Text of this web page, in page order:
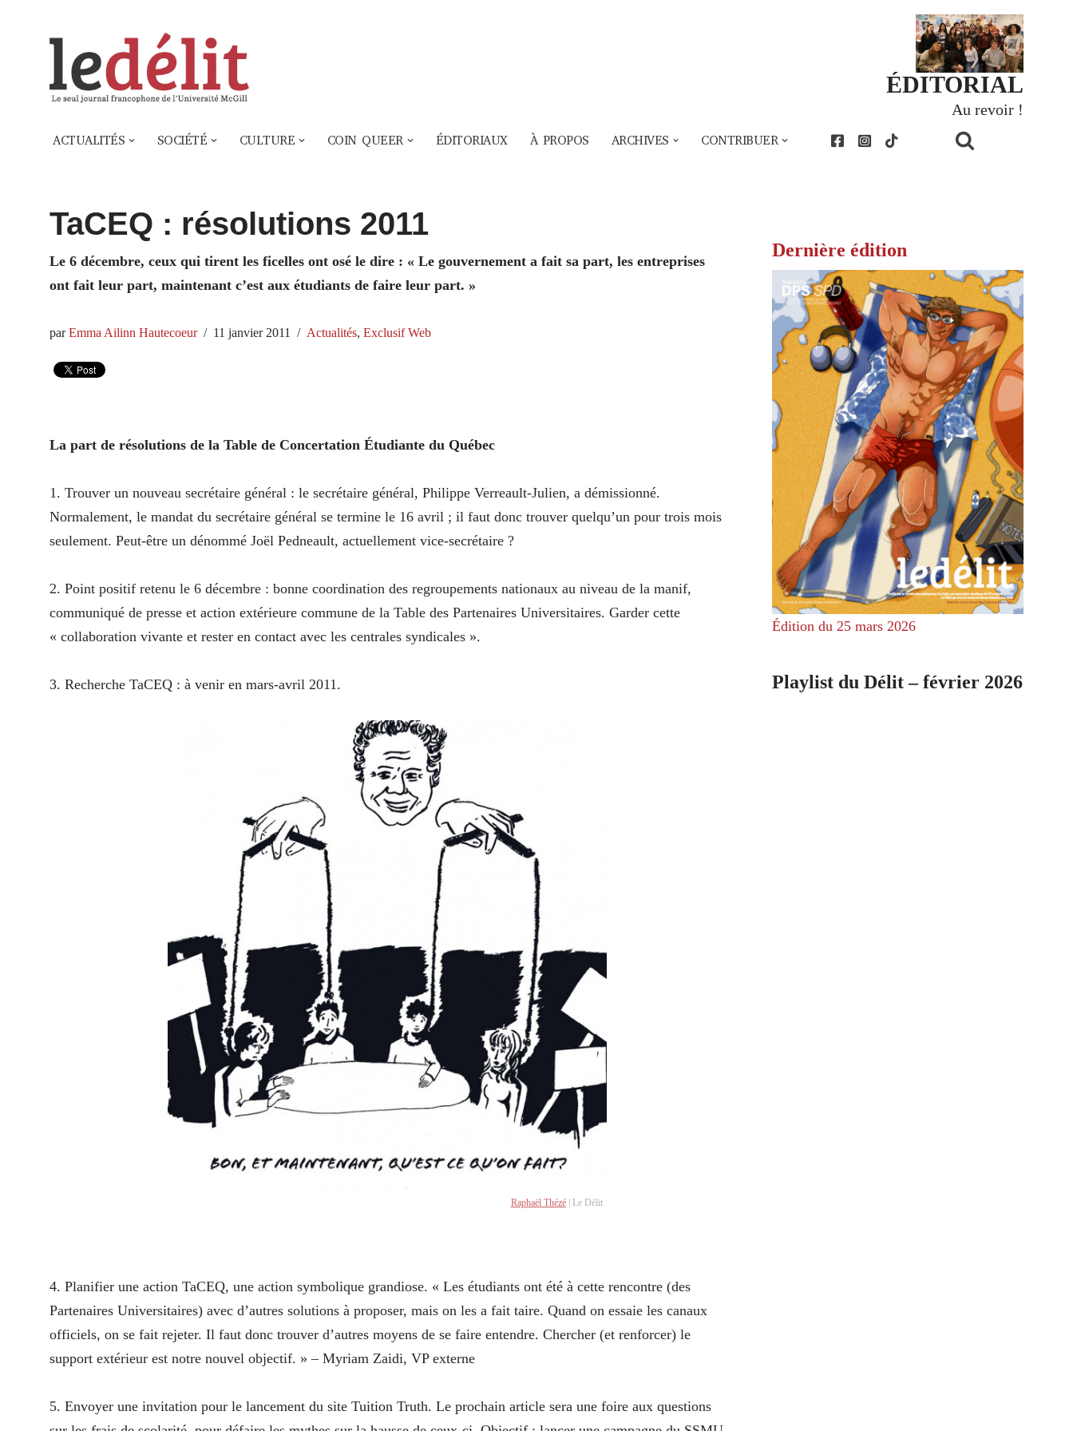
ÉDITORIAL
Au revoir !
ACTUALITÉS SOCIÉTÉ CULTURE COIN QUEER ÉDITORIAUX À PROPOS ARCHIVES CONTRIBUER
TaCEQ : résolutions 2011
Le 6 décembre, ceux qui tirent les ficelles ont osé le dire : « Le gouvernement a fait sa part, les entreprises
ont fait leur part, maintenant c’est aux étudiants de faire leur part. »
parEmma Ailinn Hautecoeur 11 janvier 2011 Actualités, Exclusif Web
La part de résolutions de la Table de Concertation Étudiante du Québec
1. Trouver un nouveau secrétaire général : le secrétaire général, Philippe Verreault-Julien, a démissionné.
Normalement, le mandat du secrétaire général se termine le 16 avril ; il faut donc trouver quelqu’un pour trois mois
seulement. Peut-être un dénommé Joël Pedneault, actuellement vice-secrétaire ?
2. Point positif retenu le 6 décembre : bonne coordination des regroupements nationaux au niveau de la manif,
communiqué de presse et action extérieure commune de la Table des Partenaires Universitaires. Garder cette
« collaboration vivante et rester en contact avec les centrales syndicales ».
3. Recherche TaCEQ : à venir en mars-avril 2011.
Raphaël Thézé| Le Délit
4. Planifier une action TaCEQ, une action symbolique grandiose. « Les étudiants ont été à cette rencontre (des
Partenaires Universitaires) avec d’autres solutions à proposer, mais on les a fait taire. Quand on essaie les canaux
officiels, on se fait rejeter. Il faut donc trouver d’autres moyens de se faire entendre. Chercher (et renforcer) le
support extérieur est notre nouvel objectif. » – Myriam Zaidi, VP externe
5. Envoyer une invitation pour le lancement du site Tuition Truth. Le prochain article sera une foire aux questions
Dernière édition
Édition du 25 mars 2026
Playlist du Délit – février 2026